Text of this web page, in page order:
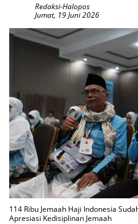
Redaksi-Halopos
Jumat, 19 Juni 2026
114 Ribu Jemaah Haji Indonesia
Apresiasi Kedisiplinan Jemaah